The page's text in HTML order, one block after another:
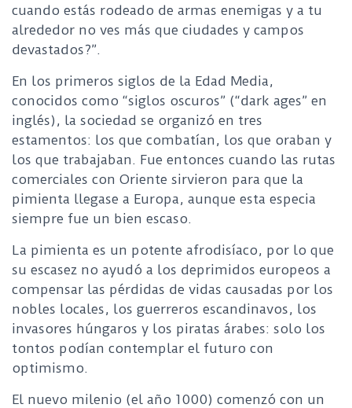
cuando estás rodeado de armas enemigas y a tu
alrededor no ves más que ciudades y campos
devastados?”.
En los primeros siglos de la Edad Media,
conocidos como “siglos oscuros” (“dark ages” en
inglés), la sociedad se organizó en tres
estamentos: los que combatían, los que oraban y
los que trabajaban. Fue entonces cuando las rutas
comerciales con Oriente sirvieron para que la
pimienta llegase a Europa, aunque esta especia
siempre fue un bien escaso.
La pimienta es un potente afrodisíaco, por lo que
su escasez no ayudó a los deprimidos europeos a
compensar las pérdidas de vidas causadas por los
nobles locales, los guerreros escandinavos, los
invasores húngaros y los piratas árabes: solo los
tontos podían contemplar el futuro con
optimismo.
El nuevo milenio (el año 1000) comenzó con un